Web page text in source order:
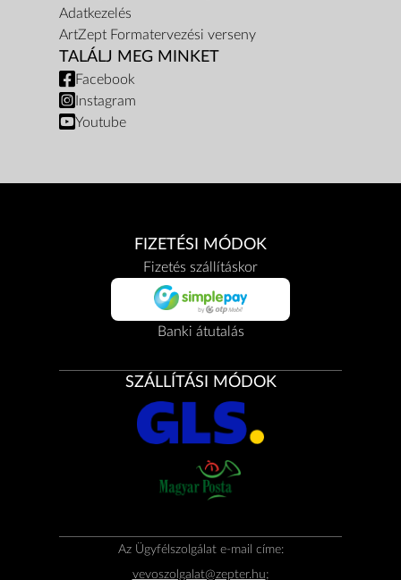
Adatkezelés
ArtZept Formatervezési verseny
TALÁLJ MEG MINKET
Facebook
Instagram
Youtube
FIZETÉSI MÓDOK
Fizetés szállításkor
Banki átutalás
SZÁLLÍTÁSI MÓDOK
Az Ügyfélszolgálat e-mail címe:
vevoszolgalat@zepter.hu;